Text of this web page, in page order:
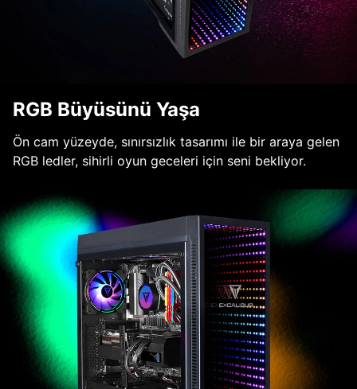
RGB Büyüsünü Yaşa
Ön cam yüzeyde, sınırsızlık tasarımı ile bir araya gelen
RGB ledler, sihirli oyun geceleri için seni bekliyor.